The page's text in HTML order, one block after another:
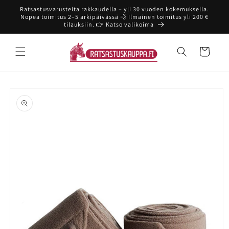
siirry
sisältöön
Ratsastusvarusteita rakkaudella – yli 30 vuoden kokemuksella.
Nopea toimitus 2–5 arkipäivässä 💨 Ilmainen toimitus yli 200 €
tilauksiin. 👉 Katso valikoima
Ostoskori
tuotetietoihin